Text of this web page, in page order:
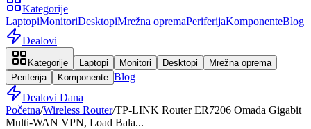
Kategorije
LaptopiMonitoriDesktopiMrežna opremaPeriferijaKomponenteBlog
Dealovi
Kategorije Laptopi Monitori Desktopi
Mrežna oprema
Periferija
Komponente Blog
Dealovi Dana
Početna/Wireless Router/TP-LINK Router ER7206 Omada Gigabit
Multi-WAN VPN, Load Bala...